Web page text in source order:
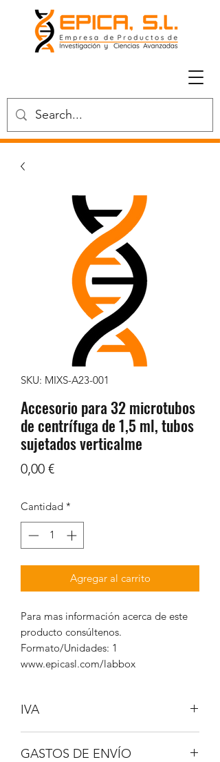
SKU: MIXS-A23-001
Accesorio para 32 microtubos
de centrífuga de 1,5 ml, tubos
sujetados verticalme
0,00 €Precio
Cantidad *
Agregar al carrito
Para mas información acerca de este
producto consúltenos.
Formato/Unidades: 1
www.epicasl.com/labbox
IVA
GASTOS DE ENVÍO